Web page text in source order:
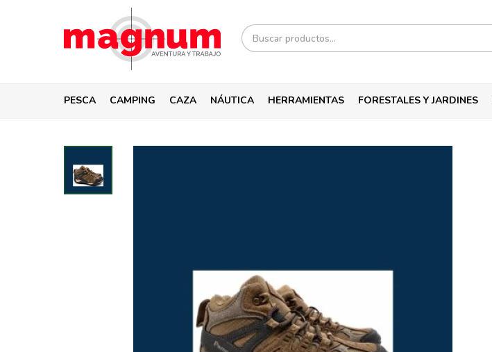
PESCA CAMPING CAZA NÁUTICA HERRAMIENTAS FORESTALES Y JARDINES